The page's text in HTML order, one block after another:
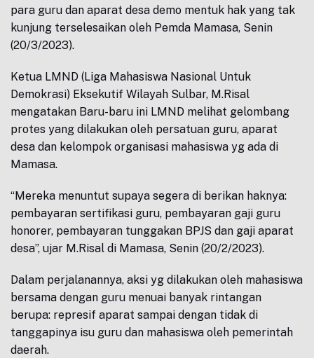
para guru dan aparat desa demo mentuk hak yang tak
kunjung terselesaikan oleh Pemda Mamasa, Senin
(20/3/2023).
Ketua LMND (Liga Mahasiswa Nasional Untuk
Demokrasi) Eksekutif Wilayah Sulbar, M.Risal
mengatakan Baru-baru ini LMND melihat gelombang
protes yang dilakukan oleh persatuan guru, aparat
desa dan kelompok organisasi mahasiswa yg ada di
Mamasa.
“Mereka menuntut supaya segera di berikan haknya:
pembayaran sertifikasi guru, pembayaran gaji guru
honorer, pembayaran tunggakan BPJS dan gaji aparat
desa”, ujar M.Risal di Mamasa, Senin (20/2/2023).
Dalam perjalanannya, aksi yg dilakukan oleh mahasiswa
bersama dengan guru menuai banyak rintangan
berupa: represif aparat sampai dengan tidak di
tanggapinya isu guru dan mahasiswa oleh pemerintah
daerah.